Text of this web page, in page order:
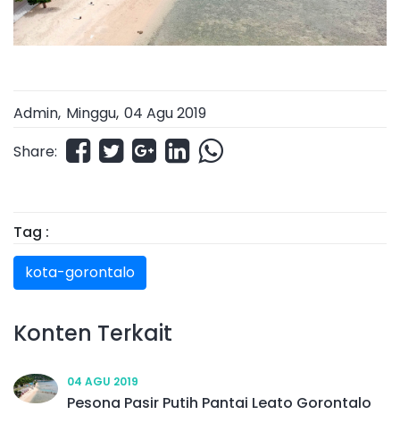
Admin, Minggu, 04 Agu 2019
Share:
Tag :
kota-gorontalo
Konten Terkait
04 AGU 2019
Pesona Pasir Putih Pantai Leato Gorontalo